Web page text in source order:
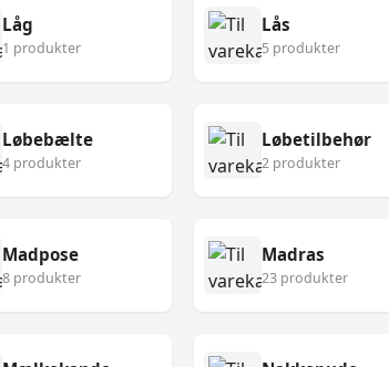
Låg
1 produkter
Lås
5 produkter
Løbebælte
4 produkter
Løbetilbehør
2 produkter
Madpose
8 produkter
Madras
23 produkter